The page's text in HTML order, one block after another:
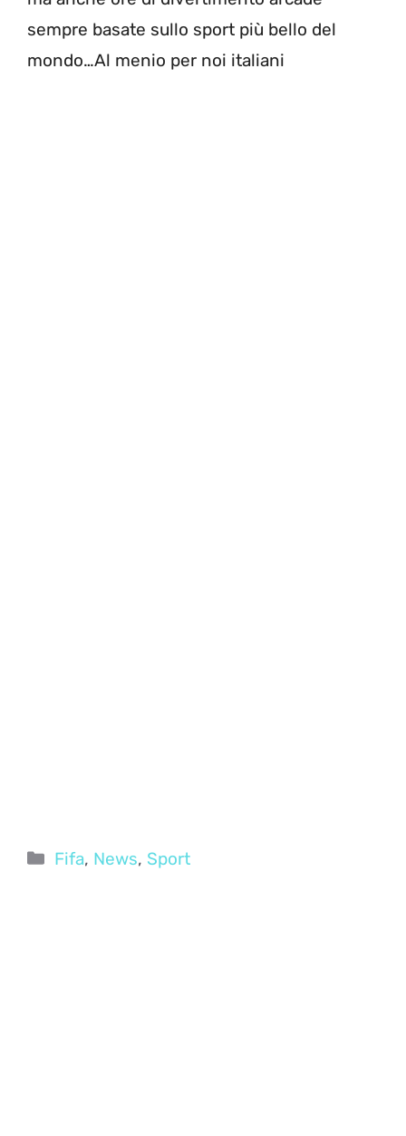
sempre basate sullo sport più bello del
mondo…Al menio per noi italiani
Categorie
Fifa, News, Sport